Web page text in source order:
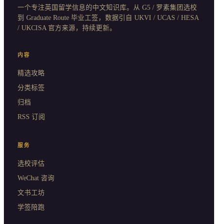
一个专注英国留学信息的中文知识库。从 G5 / 罗素集团选校
到 Graduate Route 毕业工签，数据引自 UKVI / UCAS / HESA
/ UKCISA 官方来源，持续更新。
内容
精选攻略
分类标签
归档
RSS 订阅
服务
选校评估
WeChat 咨询
文书工坊
学签陪跑